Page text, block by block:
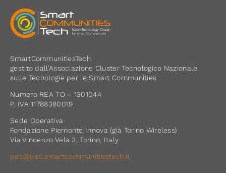
SmartCommunitiesTech
gestito dall’Associazione Cluster Tecnologico Nazionale
sulle Tecnologie per le Smart Communities
Numero REA TO – 1301044
P. IVA 11788380019
Sede Operativa
Fondazione Piemonte Innova (già Torino Wireless)
Via Vincenzo Vela 3, Torino, Italy
pec@pec.smartcommunitiestech.it